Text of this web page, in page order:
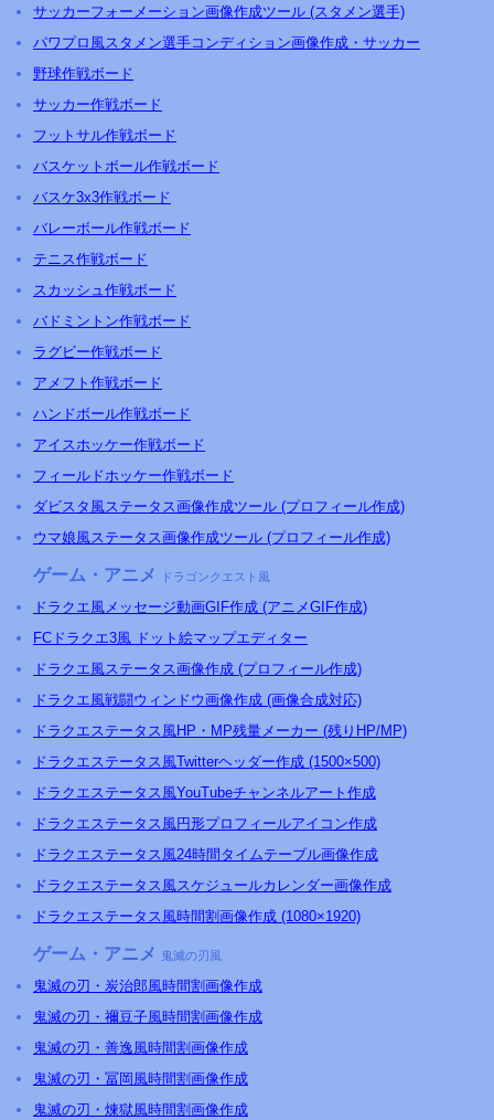
サッカーフォーメーション画像作成ツール (スタメン選手)
パワプロ風スタメン選手コンディション画像作成・サッカー
野球作戦ボード
サッカー作戦ボード
フットサル作戦ボード
バスケットボール作戦ボード
バスケ3x3作戦ボード
バレーボール作戦ボード
テニス作戦ボード
スカッシュ作戦ボード
バドミントン作戦ボード
ラグビー作戦ボード
アメフト作戦ボード
ハンドボール作戦ボード
アイスホッケー作戦ボード
フィールドホッケー作戦ボード
ダビスタ風ステータス画像作成ツール (プロフィール作成)
ウマ娘風ステータス画像作成ツール (プロフィール作成)
ゲーム・アニメ ドラゴンクエスト風
ドラクエ風メッセージ動画GIF作成 (アニメGIF作成)
FCドラクエ3風 ドット絵マップエディター
ドラクエ風ステータス画像作成 (プロフィール作成)
ドラクエ風戦闘ウィンドウ画像作成 (画像合成対応)
ドラクエステータス風HP・MP残量メーカー (残りHP/MP)
ドラクエステータス風Twitterヘッダー作成 (1500×500)
ドラクエステータス風YouTubeチャンネルアート作成
ドラクエステータス風円形プロフィールアイコン作成
ドラクエステータス風24時間タイムテーブル画像作成
ドラクエステータス風スケジュールカレンダー画像作成
ドラクエステータス風時間割画像作成 (1080×1920)
ゲーム・アニメ 鬼滅の刃風
鬼滅の刃・炭治郎風時間割画像作成
鬼滅の刃・禰豆子風時間割画像作成
鬼滅の刃・善逸風時間割画像作成
鬼滅の刃・冨岡風時間割画像作成
鬼滅の刃・煉獄風時間割画像作成